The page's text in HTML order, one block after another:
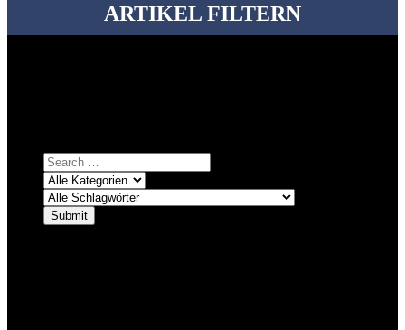
ARTIKEL FILTERN